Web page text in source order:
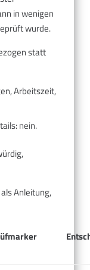
in wenigen
wurde.
statt
Arbeitszeit,
nein.
Anleitung,